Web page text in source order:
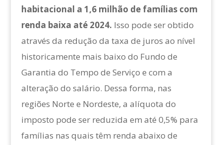
habitacional a 1,6 milhão de famílias com
renda baixa até 2024. Isso pode ser obtido
através da redução da taxa de juros ao nível
historicamente mais baixo do Fundo de
Garantia do Tempo de Serviço e com a
alteração do salário. Dessa forma, nas
regiões Norte e Nordeste, a alíquota do
imposto pode ser reduzida em até 0,5% para
famílias nas quais têm renda abaixo de